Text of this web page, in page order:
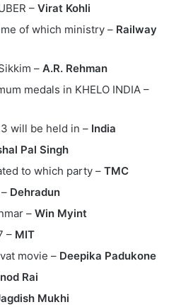
– Virat Kohli
of which ministry – Railway
– A.R. Rehman
medals in KHELO INDIA –
will be held in – India
Pal Singh
to which party – TMC
Dehradun
– Win Myint
– MIT
movie – Deepika Padukone
Rai
Mukhi